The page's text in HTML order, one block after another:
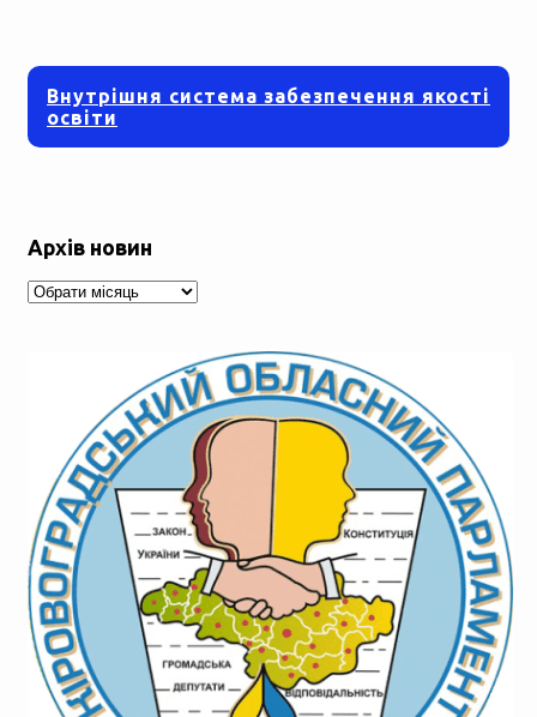
Внутрішня система забезпечення якості
освіти
Архів новин
Архів
новин